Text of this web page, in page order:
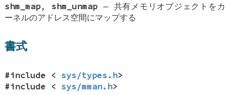
shm_map, shm_unmap — 共有メモリオブジェクトをカ
ーネルのアドレス空間にマップする
書式
#include < sys/types.h>
#include < sys/mman.h>